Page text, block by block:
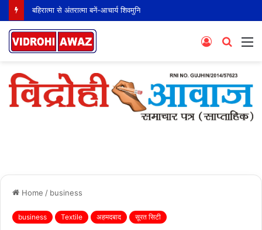
बहिरात्मा से अंतरात्मा बनें-आचार्य शिवमुनि
Search
Log
Home / business
business Textile अहमदबाद सूरत सिटी